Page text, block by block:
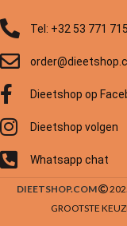
Tel: +32 53 771
Dieetshop op
Dieetshop volgen
Whatsapp chat
DIEETSHOP.COM
GROOTSTE